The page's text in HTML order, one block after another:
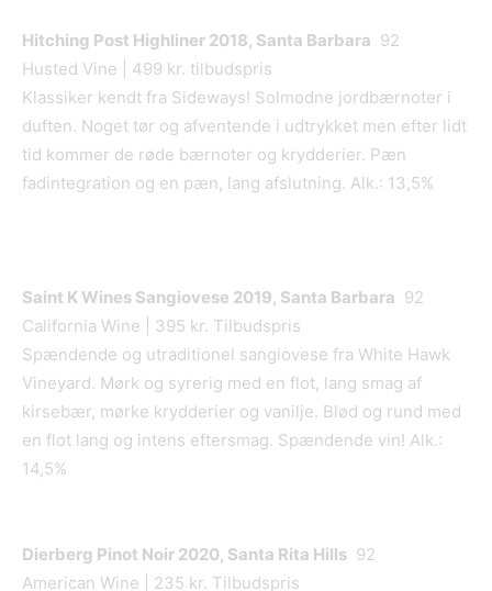
Hitching Post Highliner 2018, Santa Barbara 92
Husted Vine | 499 kr. tilbudspris
Klassiker kendt fra Sideways! Solmodne jordbærnoter i
duften. Noget tør og afventende i udtrykket men efter lidt
tid kommer de røde bærnoter og krydderier. Pæn
fadintegration og en pæn, lang afslutning. Alk.: 13,5%
Saint K Wines Sangiovese 2019, Santa Barbara 92
California Wine | 395 kr. Tilbudspris
Spændende og utraditionel sangiovese fra White Hawk
Vineyard. Mørk og syrerig med en flot, lang smag af
kirsebær, mørke krydderier og vanilje. Blød og rund med
en flot lang og intens eftersmag. Spændende vin! Alk.:
14,5%
Dierberg Pinot Noir 2020, Santa Rita Hills 92
American Wine | 235 kr. Tilbudspris